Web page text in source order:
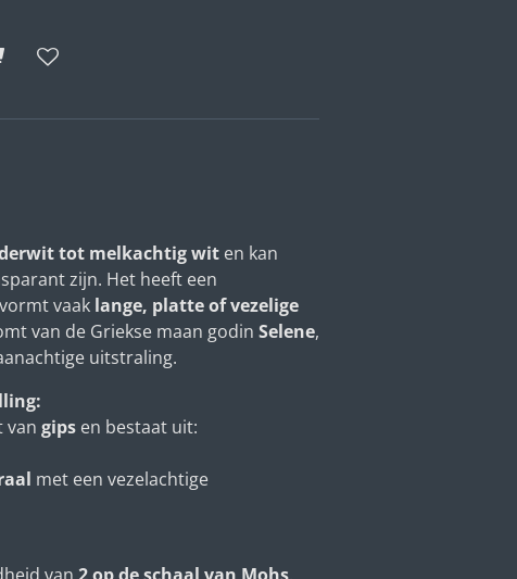
tot melkachtig wit en kan
zijn. Het heeft een
vaak lange, platte of vezelige
van de Griekse maan godin Selene,
uitstraling.
van gips en bestaat uit:
met een vezelachtige